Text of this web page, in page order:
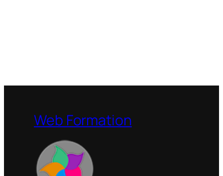
Web Formation